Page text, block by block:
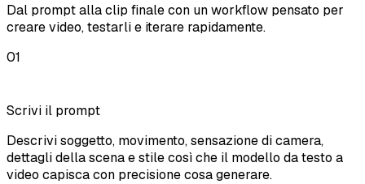
Dal prompt alla clip finale con un workflow pensato per
creare video, testarli e iterare rapidamente.
01
Scrivi il prompt
Descrivi soggetto, movimento, sensazione di camera,
dettagli della scena e stile così che il modello da testo a
video capisca con precisione cosa generare.